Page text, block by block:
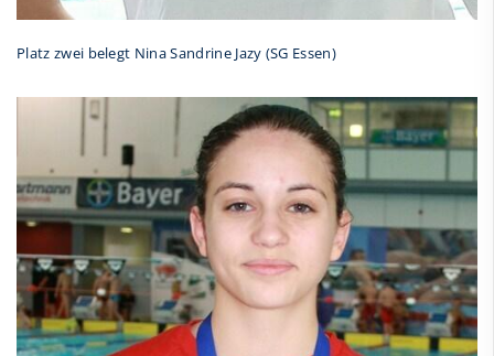
Platz zwei belegt Nina Sandrine Jazy (SG Essen)